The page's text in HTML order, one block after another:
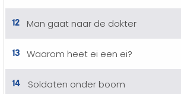
12 Man gaat naar de dokter
13 Waarom heet ei een ei?
14 Soldaten onder boom